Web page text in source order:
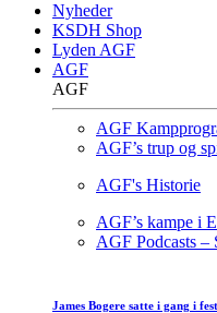
Nyheder
KSDH Shop
Lyden AGF
AGF
AGF
AGF
AGF’s trup og
AGF's Historie
AGF’s kampe i
AGF Podcasts
James Bogere satte i gang i